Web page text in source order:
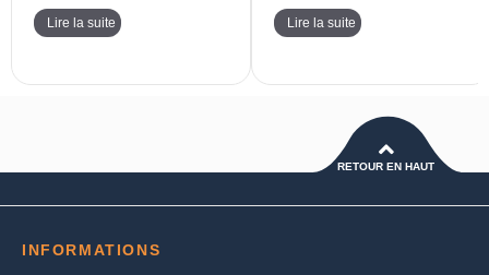
Lire la suite Lire la suite
RETOUR EN HAUT
INFORMATIONS